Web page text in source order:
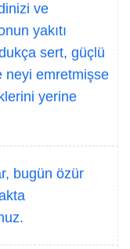
ve
yakıtı
sert, güçlü
neyi emretmişse
yerine
bugün özür